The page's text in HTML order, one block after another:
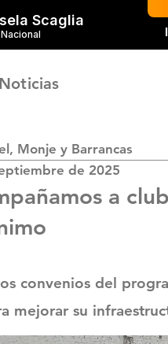
Scaglia
Noticias
Monje y Barrancas
de 2025
a
convenios del
mejorar su